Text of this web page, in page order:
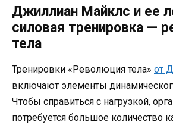
Джиллиан Майклс и ее
силовая тренировка —
тела
Тренировки «Революция тела» от
включают элементы
Чтобы справиться с нагрузкой,
потребуется большое количество